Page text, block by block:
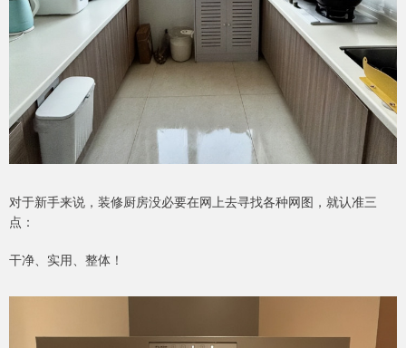
对于新手来说，装修厨房没必要在网上去寻找各种网图，就认准三
点：
干净、实用、整体！